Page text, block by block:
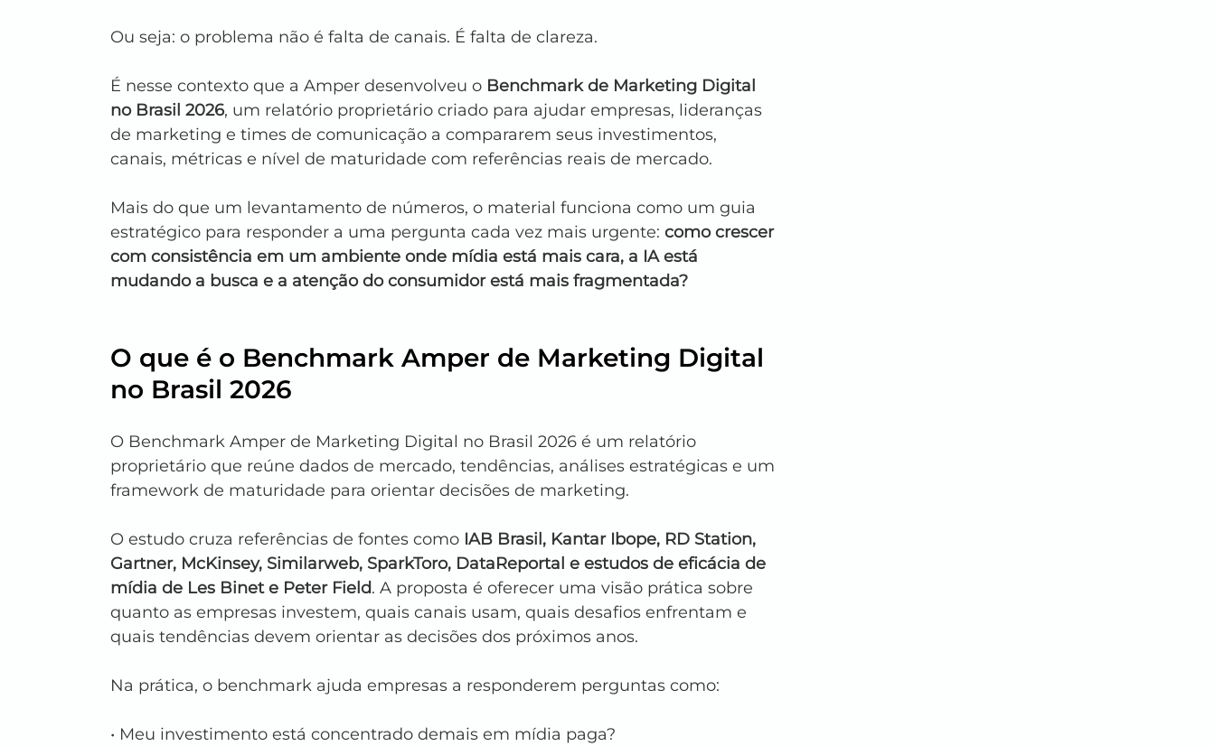
Ou seja: o problema não é falta de canais. É falta de clareza.
É nesse contexto que a Amper desenvolveu o Benchmark de Marketing Digital
no Brasil 2026, um relatório proprietário criado para ajudar empresas, lideranças
de marketing e times de comunicação a compararem seus investimentos,
canais, métricas e nível de maturidade com referências reais de mercado.
Mais do que um levantamento de números, o material funciona como um guia
estratégico para responder a uma pergunta cada vez mais urgente: como crescer
com consistência em um ambiente onde mídia está mais cara, a IA está
mudando a busca e a atenção do consumidor está mais fragmentada?
O que é o Benchmark Amper de Marketing Digital
no Brasil 2026
O Benchmark Amper de Marketing Digital no Brasil 2026 é um relatório
proprietário que reúne dados de mercado, tendências, análises estratégicas e um
framework de maturidade para orientar decisões de marketing.
O estudo cruza referências de fontes como IAB Brasil, Kantar Ibope, RD Station,
Gartner, McKinsey, Similarweb, SparkToro, DataReportal e estudos de eficácia de
mídia de Les Binet e Peter Field. A proposta é oferecer uma visão prática sobre
quanto as empresas investem, quais canais usam, quais desafios enfrentam e
quais tendências devem orientar as decisões dos próximos anos.
Na prática, o benchmark ajuda empresas a responderem perguntas como:
• Meu investimento está concentrado demais em mídia paga?